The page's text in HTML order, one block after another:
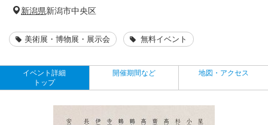
新潟県新潟市中央区
美術展・博物展・展示会 無料イベント
イベント詳細
トップ
開催期間など 地図・アクセス